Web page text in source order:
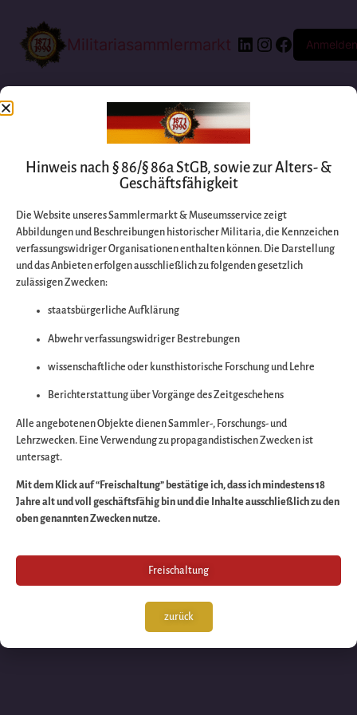
Militariasammlermarkt Anmelden
Entschuldigen Sie
bitte die
Wir arbeiten an
großartigen Sache
schauen Sie bald
wieder vorbei!
Hinweis nach § 86/§ 86a StGB, sowie zur Alters- &
Geschäftsfähigkeit
Die Website unseres Sammlermarkt & Museumsservice zeigt
Abbildungen und Beschreibungen historischer Militaria, die Kennzeichen
verfassungswidriger Organisationen enthalten können. Die Darstellung
und das Anbieten erfolgen ausschließlich zu folgenden gesetzlich
zulässigen Zwecken:
staatsbürgerliche Aufklärung
Abwehr verfassungswidriger Bestrebungen
wissenschaftliche oder kunsthistorische Forschung und Lehre
Berichterstattung über Vorgänge des Zeitgeschehens
Alle angebotenen Objekte dienen Sammler-, Forschungs- und
Lehrzwecken. Eine Verwendung zu propagandistischen Zwecken ist
untersagt.
Mit dem Klick auf “Freischaltung” bestätige ich, dass ich mindestens 18
Jahre alt und voll geschäftsfähig bin und die Inhalte ausschließlich zu den
oben genannten Zwecken nutze.
Freischaltung
zurück